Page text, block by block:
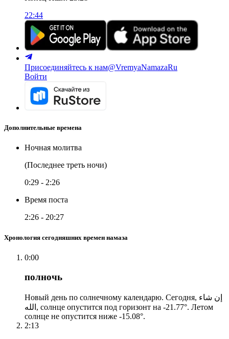
22:44
Присоединяйтесь к нам@VremyaNamazaRu
Войти
Дополнительные времена
Ночная молитва
(Последнее треть ночи)
0:29 - 2:26
Время поста
2:26 - 20:27
Хронология сегодняшних времен намаза
0:00
полночь
Новый день по солнечному календарю. Сегодня, إن شاء
الله, солнце опустится под горизонт на -21.77°. Летом
солнце не опустится ниже -15.08°.
2:13